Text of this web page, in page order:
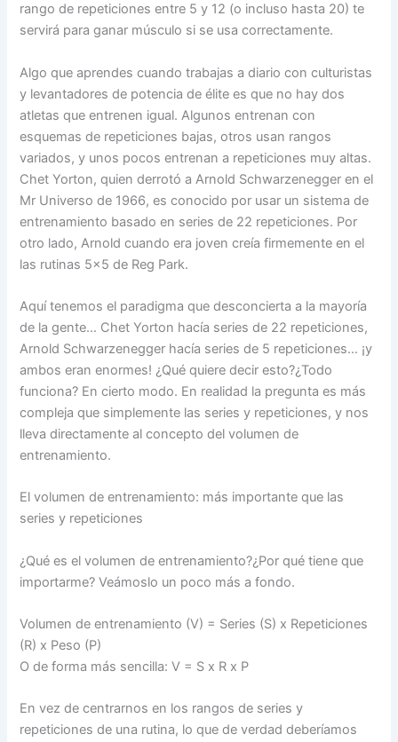
rango de repeticiones entre 5 y 12 (o incluso hasta 20) te
servirá para ganar músculo si se usa correctamente.
Algo que aprendes cuando trabajas a diario con culturistas
y levantadores de potencia de élite es que no hay dos
atletas que entrenen igual. Algunos entrenan con
esquemas de repeticiones bajas, otros usan rangos
variados, y unos pocos entrenan a repeticiones muy altas.
Chet Yorton, quien derrotó a Arnold Schwarzenegger en el
Mr Universo de 1966, es conocido por usar un sistema de
entrenamiento basado en series de 22 repeticiones. Por
otro lado, Arnold cuando era joven creía firmemente en el
las rutinas 5×5 de Reg Park.
Aquí tenemos el paradigma que desconcierta a la mayoría
de la gente… Chet Yorton hacía series de 22 repeticiones,
Arnold Schwarzenegger hacía series de 5 repeticiones… ¡y
ambos eran enormes! ¿Qué quiere decir esto?¿Todo
funciona? En cierto modo. En realidad la pregunta es más
compleja que simplemente las series y repeticiones, y nos
lleva directamente al concepto del volumen de
entrenamiento.
El volumen de entrenamiento: más importante que las
series y repeticiones
¿Qué es el volumen de entrenamiento?¿Por qué tiene que
importarme? Veámoslo un poco más a fondo.
Volumen de entrenamiento (V) = Series (S) x Repeticiones
(R) x Peso (P)
O de forma más sencilla: V = S x R x P
En vez de centrarnos en los rangos de series y
repeticiones de una rutina, lo que de verdad deberíamos